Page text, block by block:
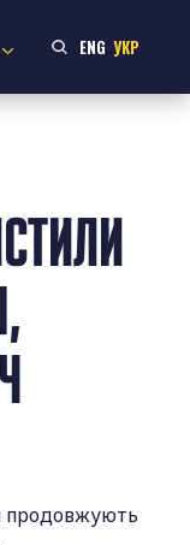
ENG УКР
продовжують